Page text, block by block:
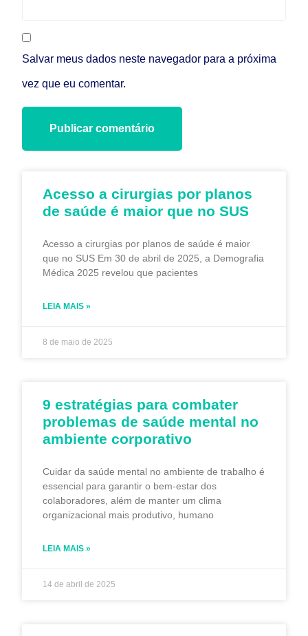
Salvar meus dados neste navegador para a próxima
vez que eu comentar.
Acesso a cirurgias por planos
de saúde é maior que no SUS
Acesso a cirurgias por planos de saúde é maior
que no SUS Em 30 de abril de 2025, a Demografia
Médica 2025 revelou que pacientes
LEIA MAIS »
8 de maio de 2025
9 estratégias para combater
problemas de saúde mental no
ambiente corporativo
Cuidar da saúde mental no ambiente de trabalho é
essencial para garantir o bem-estar dos
colaboradores, além de manter um clima
organizacional mais produtivo, humano
LEIA MAIS »
14 de abril de 2025